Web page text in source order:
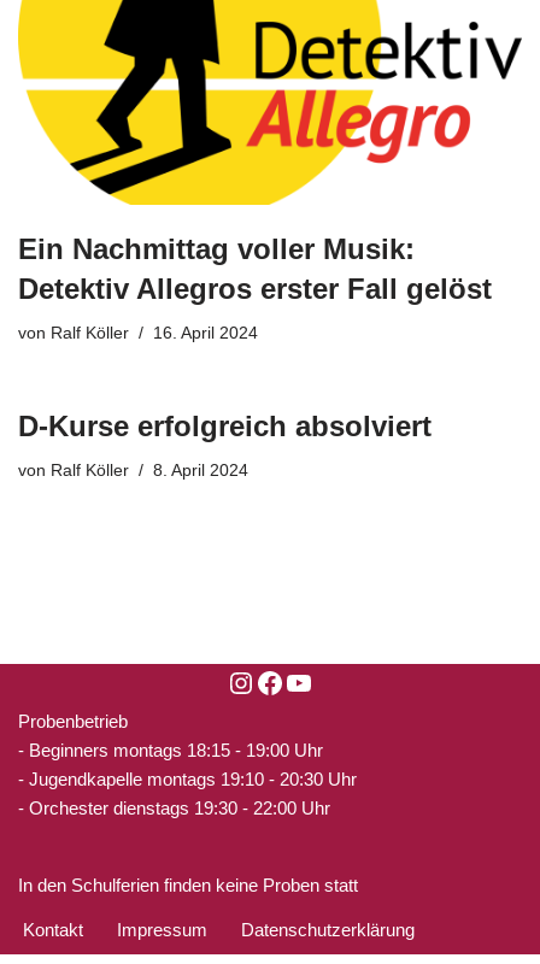
Ein Nachmittag voller Musik:
Detektiv Allegros erster Fall gelöst
von Ralf Köller 16. April 2024
D-Kurse erfolgreich absolviert
von Ralf Köller 8. April 2024
Probenbetrieb
- Beginners montags 18:15 - 19:00 Uhr
- Jugendkapelle montags 19:10 - 20:30 Uhr
- Orchester dienstags 19:30 - 22:00 Uhr
In den Schulferien finden keine Proben statt
Kontakt Impressum Datenschutzerklärung